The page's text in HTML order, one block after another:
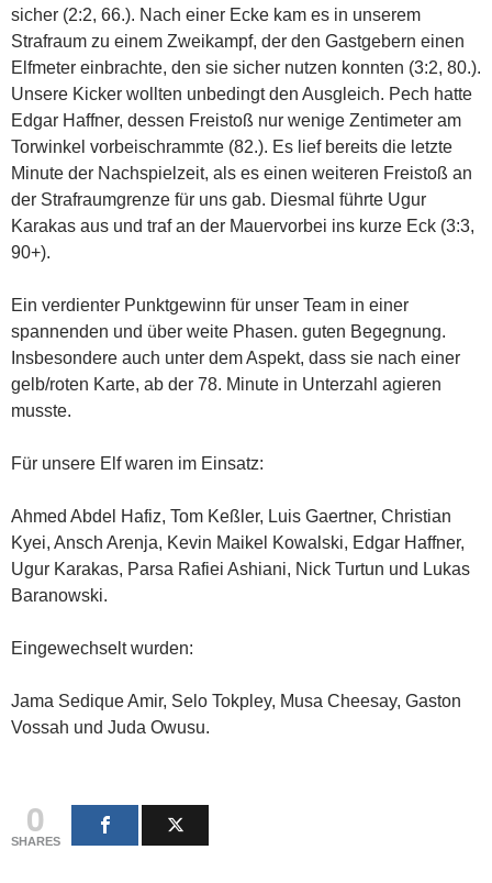
sicher (2:2, 66.). Nach einer Ecke kam es in unserem
Strafraum zu einem Zweikampf, der den Gastgebern einen
Elfmeter einbrachte, den sie sicher nutzen konnten (3:2, 80.).
Unsere Kicker wollten unbedingt den Ausgleich. Pech hatte
Edgar Haffner, dessen Freistoß nur wenige Zentimeter am
Torwinkel vorbeischrammte (82.). Es lief bereits die letzte
Minute der Nachspielzeit, als es einen weiteren Freistoß an
der Strafraumgrenze für uns gab. Diesmal führte Ugur
Karakas aus und traf an der Mauervorbei ins kurze Eck (3:3,
90+).
Ein verdienter Punktgewinn für unser Team in einer
spannenden und über weite Phasen. guten Begegnung.
Insbesondere auch unter dem Aspekt, dass sie nach einer
gelb/roten Karte, ab der 78. Minute in Unterzahl agieren
musste.
Für unsere Elf waren im Einsatz:
Ahmed Abdel Hafiz, Tom Keßler, Luis Gaertner, Christian
Kyei, Ansch Arenja, Kevin Maikel Kowalski, Edgar Haffner,
Ugur Karakas, Parsa Rafiei Ashiani, Nick Turtun und Lukas
Baranowski.
Eingewechselt wurden:
Jama Sedique Amir, Selo Tokpley, Musa Cheesay, Gaston
Vossah und Juda Owusu.
0
SHARES